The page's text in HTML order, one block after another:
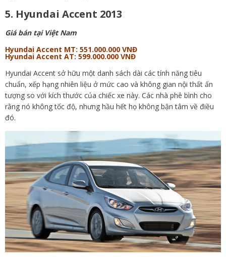
5. Hyundai Accent 2013
Giá bán tại Việt Nam
Hyundai Accent MT: 551.000.000 VNĐ
Hyundai Accent AT: 599.000.000 VNĐ
Hyundai Accent sở hữu một danh sách dài các tính năng tiêu
chuẩn, xếp hạng nhiên liệu ở mức cao và không gian nội thất ấn
tượng so với kích thước của chiếc xe này. Các nhà phê bình cho
rằng nó không tốc độ, nhưng hầu hết họ không bận tâm về điều
đó.